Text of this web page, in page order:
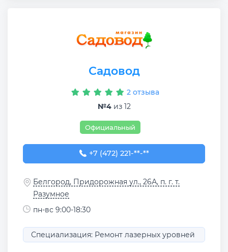
Садовод
2 отзыва
№4из 12
Официальный
+7 (472) 221-91-31
+7 (472) 221-**-**
Белгород, Придорожная ул., 26А, п. г. т.
Разумное
пн-вс 9:00-18:30
Специализация: Ремонт лазерных уровней